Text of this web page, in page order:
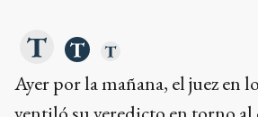
Ayer por la mañana, el juez en